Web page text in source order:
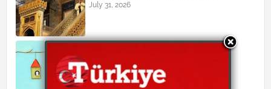
July 31, 2026
Allahü teâlânın taksimine razı olmak
July 29, 2026